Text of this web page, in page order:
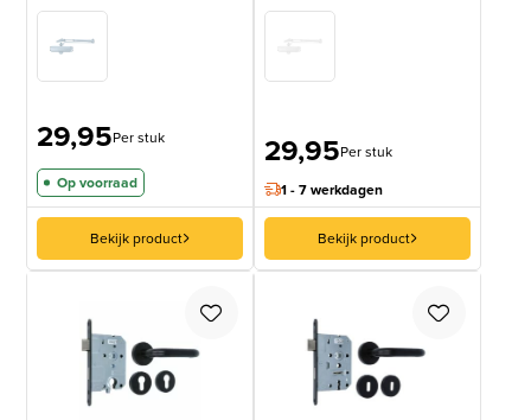
Gewaardeerd
gebaseerd
1
29,95Per stuk
Op voorraad
Bekijk product
Gewaardeerd
gebaseerd
1
29,95Per stuk
1 - 7 werkdagen
Bekijk product